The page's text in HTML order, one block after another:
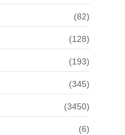
(82)
(128)
(193)
(345)
(3450)
(6)